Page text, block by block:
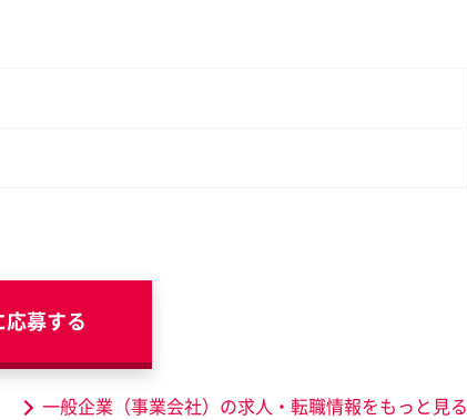
応募する
一般企業（事業会社）の求人・転職情報をもっと見る